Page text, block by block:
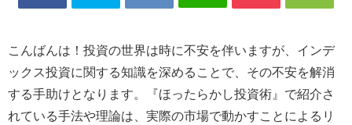
こんばんは！投資の世界は時に不安を伴いますが、インデ
ックス投資に関する知識を深めることで、その不安を解消
する手助けとなります。『ほったらかし投資術』で紹介さ
れている手法や理論は、実際の市場で動かすことによるリ